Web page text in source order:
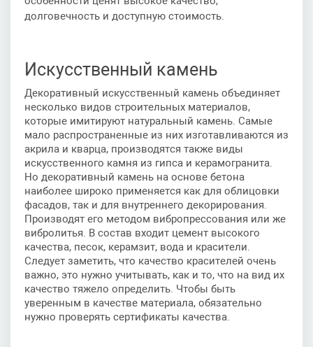
долговечность и доступную стоимость.
Искусственный камень
Декоративный искусственный камень объединяет
несколько видов строительных материалов,
которые имитируют натуральный камень. Самые
мало распространенные из них изготавливаются из
акрила и кварца, производятся также виды
искусственного камня из гипса и керамогранита.
Но декоративный камень на основе бетона
наиболее широко применяется как для облицовки
фасадов, так и для внутреннего декорирования.
Производят его методом вибропрессования или же
вибролитья. В состав входит цемент высокого
качества, песок, керамзит, вода и красители.
Следует заметить, что качество красителей очень
важно, это нужно учитывать, как и то, что на вид их
качество тяжело определить. Чтобы быть
уверенным в качестве материала, обязательно
нужно проверять сертификаты качества.